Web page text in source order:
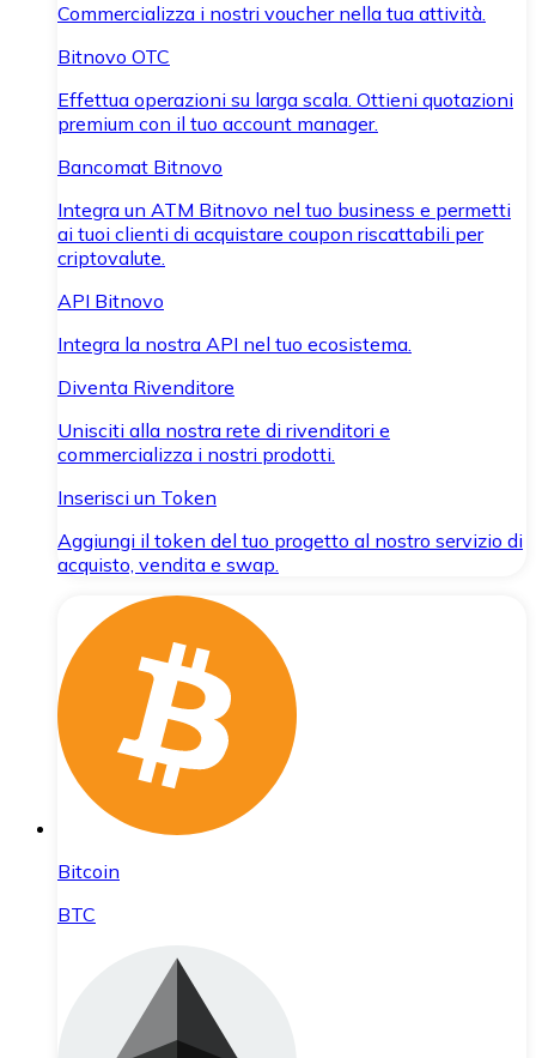
Commercializza i nostri voucher nella tua attività.
Bitnovo OTC
Effettua operazioni su larga scala. Ottieni quotazioni
premium con il tuo account manager.
Bancomat Bitnovo
Integra un ATM Bitnovo nel tuo business e permetti
ai tuoi clienti di acquistare coupon riscattabili per
criptovalute.
API Bitnovo
Integra la nostra API nel tuo ecosistema.
Diventa Rivenditore
Unisciti alla nostra rete di rivenditori e
commercializza i nostri prodotti.
Inserisci un Token
Aggiungi il token del tuo progetto al nostro servizio di
acquisto, vendita e swap.
Bitcoin
BTC